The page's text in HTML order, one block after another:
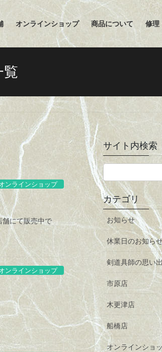
オンラインショップ 商品について 修理
覧
ンラインショップ
にて販売中で
ンラインショップ
サイト内検索
カテゴリ
お知らせ
休業日のお知ら
剣道具師の思い
市原店
木更津店
船橋店
オンラインショ